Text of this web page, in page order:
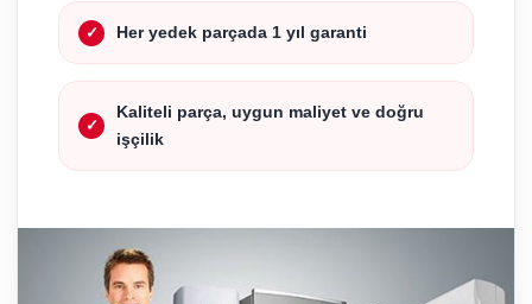
Her yedek parçada 1 yıl garanti
Kaliteli parça, uygun maliyet ve doğru
işçilik